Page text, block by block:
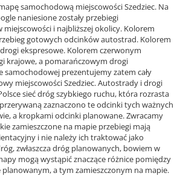
samochodową miejscowości Szedziec. Na
naniesione zostały przebiegi
miejscowości i najbliższej okolicy. Kolorem
gotowych odcinków autostrad. Kolorem
ekspresowe. Kolorem czerwonym
krajowe, a pomarańczowym drogi
samochodowej prezentujemy zatem cały
miejscowości Szedziec. Autostrady i drogi
sieć dróg szybkiego ruchu, która rozrasta
zaznaczono te odcinki tych ważnych
a kropkami odcinki planowane. Zwracamy
zamieszczone na mapie przebiegi mają
i nie należy ich traktować jako
zwłaszcza dróg planowanych, bowiem w
mogą wystąpić znaczące różnice pomiędzy
a tym zamieszczonym na mapie.